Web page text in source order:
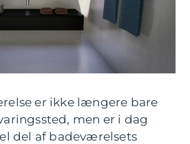
er ikke længere bare
men er i dag
del af badeværelsets